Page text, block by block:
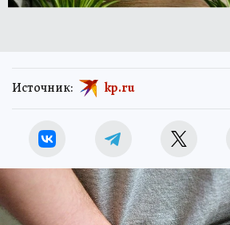
Источник: kp.ru